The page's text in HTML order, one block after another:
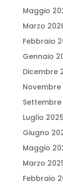
Maggio
Marzo
Febbraio
Gennaio
Dicembre
Novembre
Settembre
Luglio 2025
Giugno
Maggio
Marzo
Febbraio